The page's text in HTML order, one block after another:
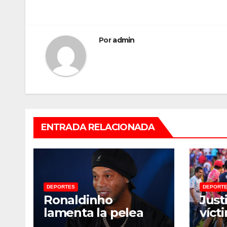
Poradmin
ENTRADA RELACIONADA
DEPORTES
Ronaldinho
lamenta la pelea